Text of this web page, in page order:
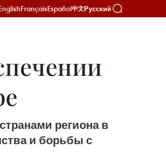
FrançaisEspañol中文Русский
региона в
и борьбы с